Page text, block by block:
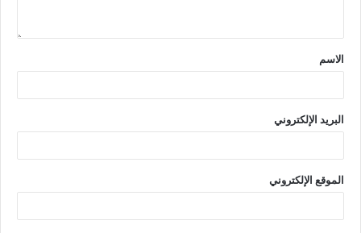
الاسم
البريد الإلكتروني
الموقع الإلكتروني